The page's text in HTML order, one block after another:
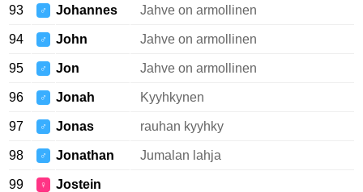
93 ♂ Johannes Jahve on armollinen
94 ♂ John Jahve on armollinen
95 ♂ Jon Jahve on armollinen
96 ♂ Jonah Kyyhkynen
97 ♂ Jonas rauhan kyyhky
98 ♂ Jonathan Jumalan lahja
99 ♀ Jostein